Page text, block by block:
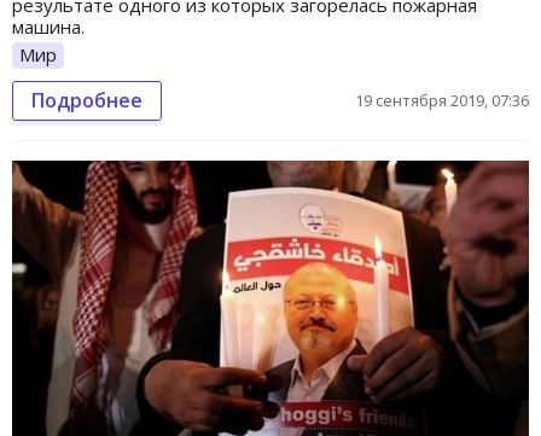
машина.
Мир
Подробнее 19 сентября 2019, 07:36